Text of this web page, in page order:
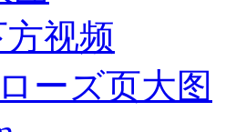
方视频
ーズ页大图